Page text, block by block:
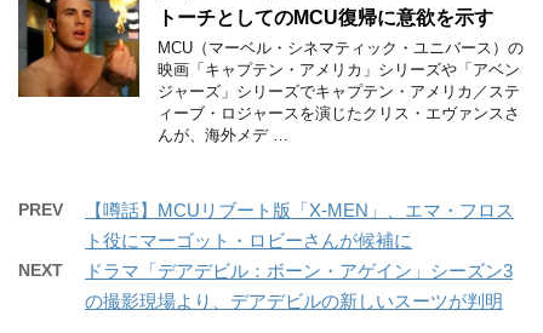
トーチとしてのMCU復帰に意欲を示す
MCU（マーベル・シネマティック・ユニバース）の
映画「キャプテン・アメリカ」シリーズや「アベン
ジャーズ」シリーズでキャプテン・アメリカ／ステ
ィーブ・ロジャースを演じたクリス・エヴァンスさ
んが、海外メデ …
PREV
【噂話】MCUリブート版「X-MEN」、エマ・フロス
ト役にマーゴット・ロビーさんが候補に
NEXT
ドラマ「デアデビル：ボーン・アゲイン」シーズン3
の撮影現場より、デアデビルの新しいスーツが判明